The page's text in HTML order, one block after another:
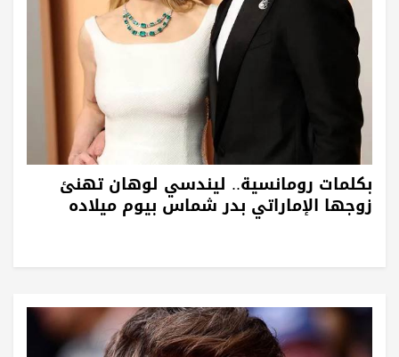
بكلمات رومانسية.. ليندسي لوهان تهنئ
زوجها الإماراتي بدر شماس ‏بيوم ميلاده